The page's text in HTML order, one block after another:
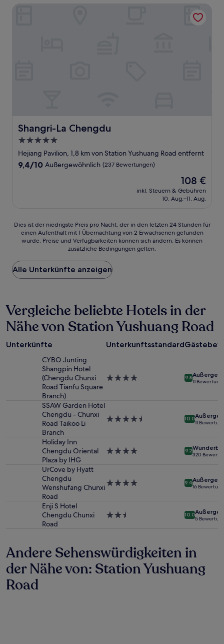
Shangri-La Chengdu
Shangri-La Chengdu
5.0-
Sterne-
Unterkunft
Hejiang Pavilion, 1,8 km von Station Yushuang Road entfernt
9.4
9,4/10 Außergewöhnlich (237 Bewertungen)
Der
Preis
beträgt
108 €
inkl. Steuern & Gebühren
10. Aug.–11. Aug.
Dies
der
Preis
pro
Nacht,
den
letzten
24 Stunden
für
einen
1 Übernachtung
2 Erwachsenen
gefunden
Verfügbarkeiten
zusätzliche
Bedingungen
Dies ist der niedrigste Preis pro Nacht, der in den letzten 24 Stunden für
einen Aufenthalt mit 1 Übernachtung von 2 Erwachsenen gefunden
wurde. Preise und Verfügbarkeiten können sich ändern. Es können
zusätzliche Bedingungen gelten.
Alle Unterkünfte anzeigen
Vergleiche beliebte Hotels in der
Nähe von Station Yushuang Road
Unterkünfte Unterkunftsstandard
CYBO Junting
Shangpin Hotel
(Chengdu Chunxi
Road Tianfu Square
Branch)
4.0-
9.8
11
SSAW Garden Hotel
Chengdu - Chunxi
Road Taikoo Li
Branch
4.5-
10.0
11
Holiday Inn
Chengdu Oriental
Plaza by IHG
4.0-
9.2
320
UrCove by Hyatt
Chengdu
Wenshufang Chunxi
Road
4.0-
9.4
16
Enji S Hotel
Chengdu Chunxi
Road
2.5-
10.0
5
Andere Sehenswürdigkeiten in
der Nähe von: Station Yushuang
Road